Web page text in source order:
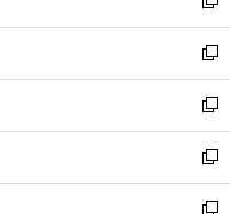
ン
ド
ウ
で
開
く
い
ウ
ィ
ン
ド
ウ
で
開
く
新
し
い
ウ
ィ
ン
ド
ウ
で
新
し
い
ウ
ィ
ン
新
し
い
ウ
新
し